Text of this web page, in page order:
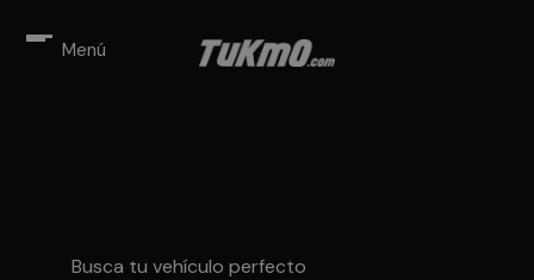
Menú
Busca tu vehículo perfecto